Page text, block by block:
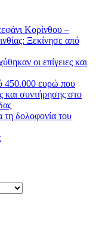
Κορίνθου –
Ξεκίνησε από
οι επίγειες και
450.000 ευρώ που
συντήρησης στο
τη δολοφονία του